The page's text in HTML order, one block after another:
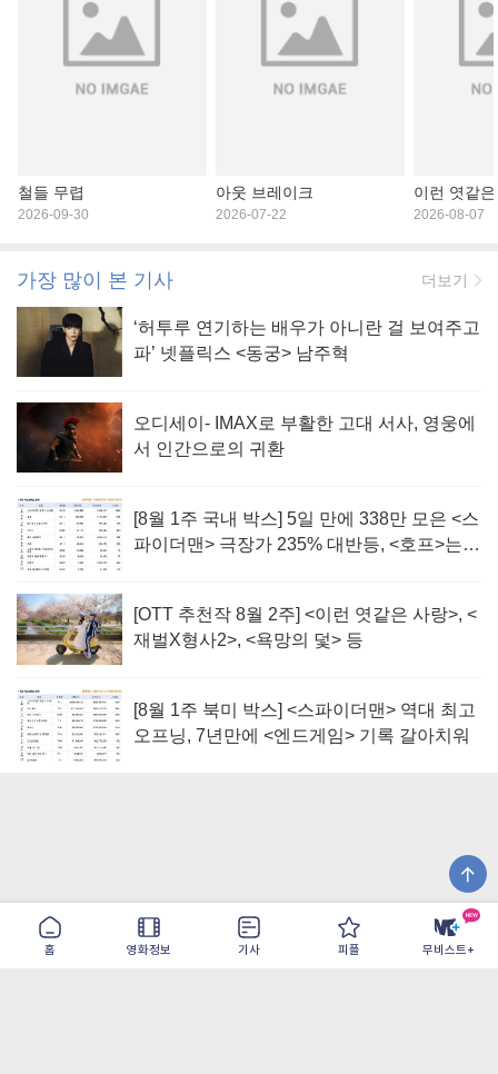
홈 영화정보 기사 피플 무비스트+
철들 무렵
2026-09-30
아웃 브레이크
2026-07-22
이런 엿같
2026-08-07
가장 많이 본 기사 더보기
‘허투루 연기하는 배우가 아니란 걸 보여주고
파’ 넷플릭스 <동궁> 남주혁
오디세이- IMAX로 부활한 고대 서사, 영웅에
서 인간으로의 귀환
[8월 1주 국내 박스] 5일 만에 338만 모은 <스
파이더맨> 극장가 235% 대반등, <호프>는
[OTT 추천작 8월 2주] <이런 엿같은 사랑>, <
재벌X형사2>, <욕망의 덫> 등
[8월 1주 북미 박스] <스파이더맨> 역대 최고
오프닝, 7년만에 <엔드게임> 기록 갈아치워